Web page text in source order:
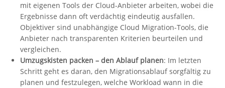
mit eigenen Tools der Cloud-Anbieter arbeiten, wobei die
Ergebnisse dann oft verdächtig eindeutig ausfallen.
Objektiver sind unabhängige Cloud Migration-Tools, die
Anbieter nach transparenten Kriterien beurteilen und
vergleichen.
Umzugskisten packen – den Ablauf planen: Im letzten
Schritt geht es daran, den Migrationsablauf sorgfältig zu
planen und festzulegen, welche Workload wann in die